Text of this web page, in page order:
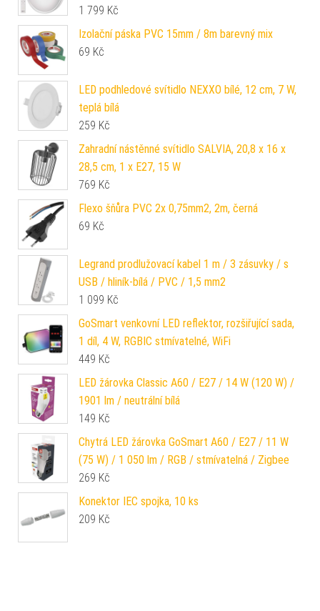
1 799 Kč
Izolační páska PVC 15mm / 8m barevný mix
69 Kč
LED podhledové svítidlo NEXXO bílé, 12 cm, 7 W,
teplá bílá
259 Kč
Zahradní nástěnné svítidlo SALVIA, 20,8 x 16 x
28,5 cm, 1 x E27, 15 W
769 Kč
Flexo šňůra PVC 2x 0,75mm2, 2m, černá
69 Kč
Legrand prodlužovací kabel 1 m / 3 zásuvky / s
USB / hliník-bílá / PVC / 1,5 mm2
1 099 Kč
GoSmart venkovní LED reflektor, rozšiřující sada,
1 díl, 4 W, RGBIC stmívatelné, WiFi
449 Kč
LED žárovka Classic A60 / E27 / 14 W (120 W) /
1901 lm / neutrální bílá
149 Kč
Chytrá LED žárovka GoSmart A60 / E27 / 11 W
(75 W) / 1 050 lm / RGB / stmívatelná / Zigbee
269 Kč
Konektor IEC spojka, 10 ks
209 Kč